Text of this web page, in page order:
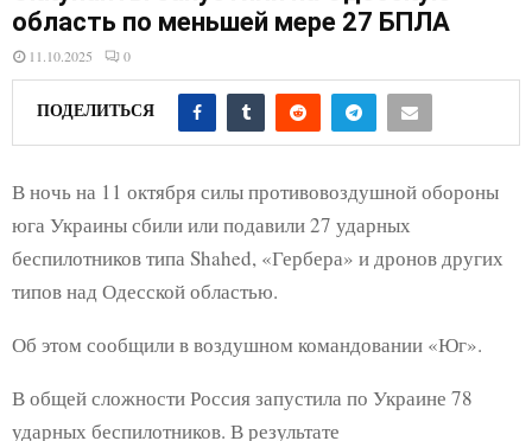
E
N
U
область по меньшей мере 27 БПЛА
11.10.2025 0
ПОДЕЛИТЬСЯ
В ночь на 11 октября силы противовоздушной обороны
юга Украины сбили или подавили 27 ударных
беспилотников типа Shahed, «Гербера» и дронов других
типов над Одесской областью.
Об этом сообщили в воздушном командовании «Юг».
В общей сложности Россия запустила по Украине 78
ударных беспилотников. В результате